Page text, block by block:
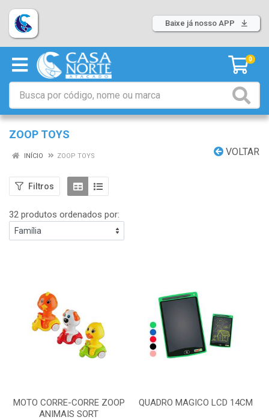
Baixe já nosso APP
0
ZOOP TOYS
VOLTAR
INÍCIO ZOOP TOYS
Filtros
32 produtos ordenados por:
MOTO CORRE-CORRE ZOOP
ANIMAIS SORT
QUADRO MAGICO LCD 14CM